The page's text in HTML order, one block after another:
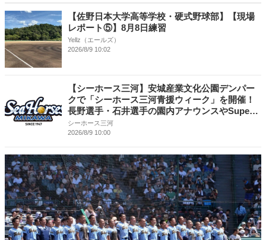
【佐野日本大学高等学校・硬式野球部】【現場
レポート⑤】8月8日練習
Yellz（エールズ）
2026/8/9 10:02
【シーホース三河】安城産業文化公園デンパー
クで「シーホース三河青援ウィーク」を開催！
長野選手・石井選手の園内アナウンスやSuper
Girlsのステージイベントを実施
シーホース三河
2026/8/9 10:00